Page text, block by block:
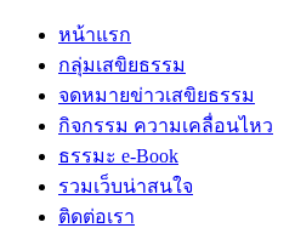
หน้าแรก
กลุ่มเสขิยธรรม
จดหมายข่าวเสขิยธรรม
กิจกรรม ความเคลื่อนไหว
ธรรมะ e-Book
รวมเว็บน่าสนใจ
ติดต่อเรา